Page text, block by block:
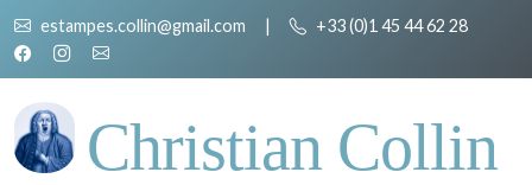
estampes.collin@gmail.com | +33 (0)1 45 44 62 28
Christian Collin